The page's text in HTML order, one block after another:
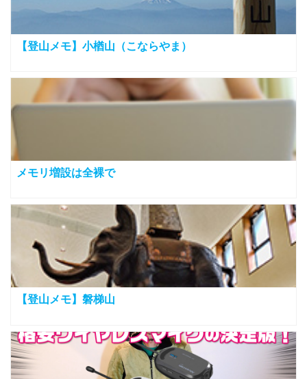
【登山メモ】小楢山（こならやま）
メモリ増設は全裸で
【登山メモ】磐梯山